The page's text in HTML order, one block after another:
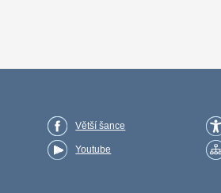
Větší šance
Youtube